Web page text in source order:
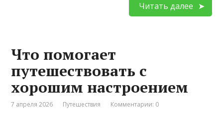
Читать далее
Что помогает
путешествовать с
хорошим настроением
7 апреля 2026 Путешествия Комментарии: 0